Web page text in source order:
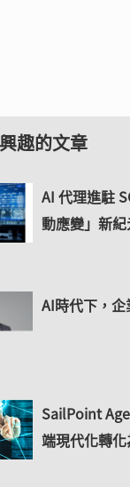
趣的文章
AI 代理進駐
動應變」新
AI時代下，
SailPoint
端現代化轉